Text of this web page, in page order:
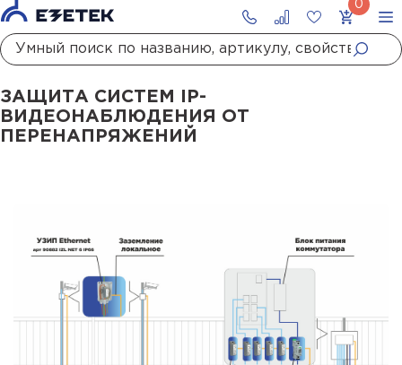
ГлавнаяСтатьи Защита систем IP-видеонаблюдения от перенапряжений
ЗАЩИТА СИСТЕМ IP-
ВИДЕОНАБЛЮДЕНИЯ ОТ
ПЕРЕНАПРЯЖЕНИЙ